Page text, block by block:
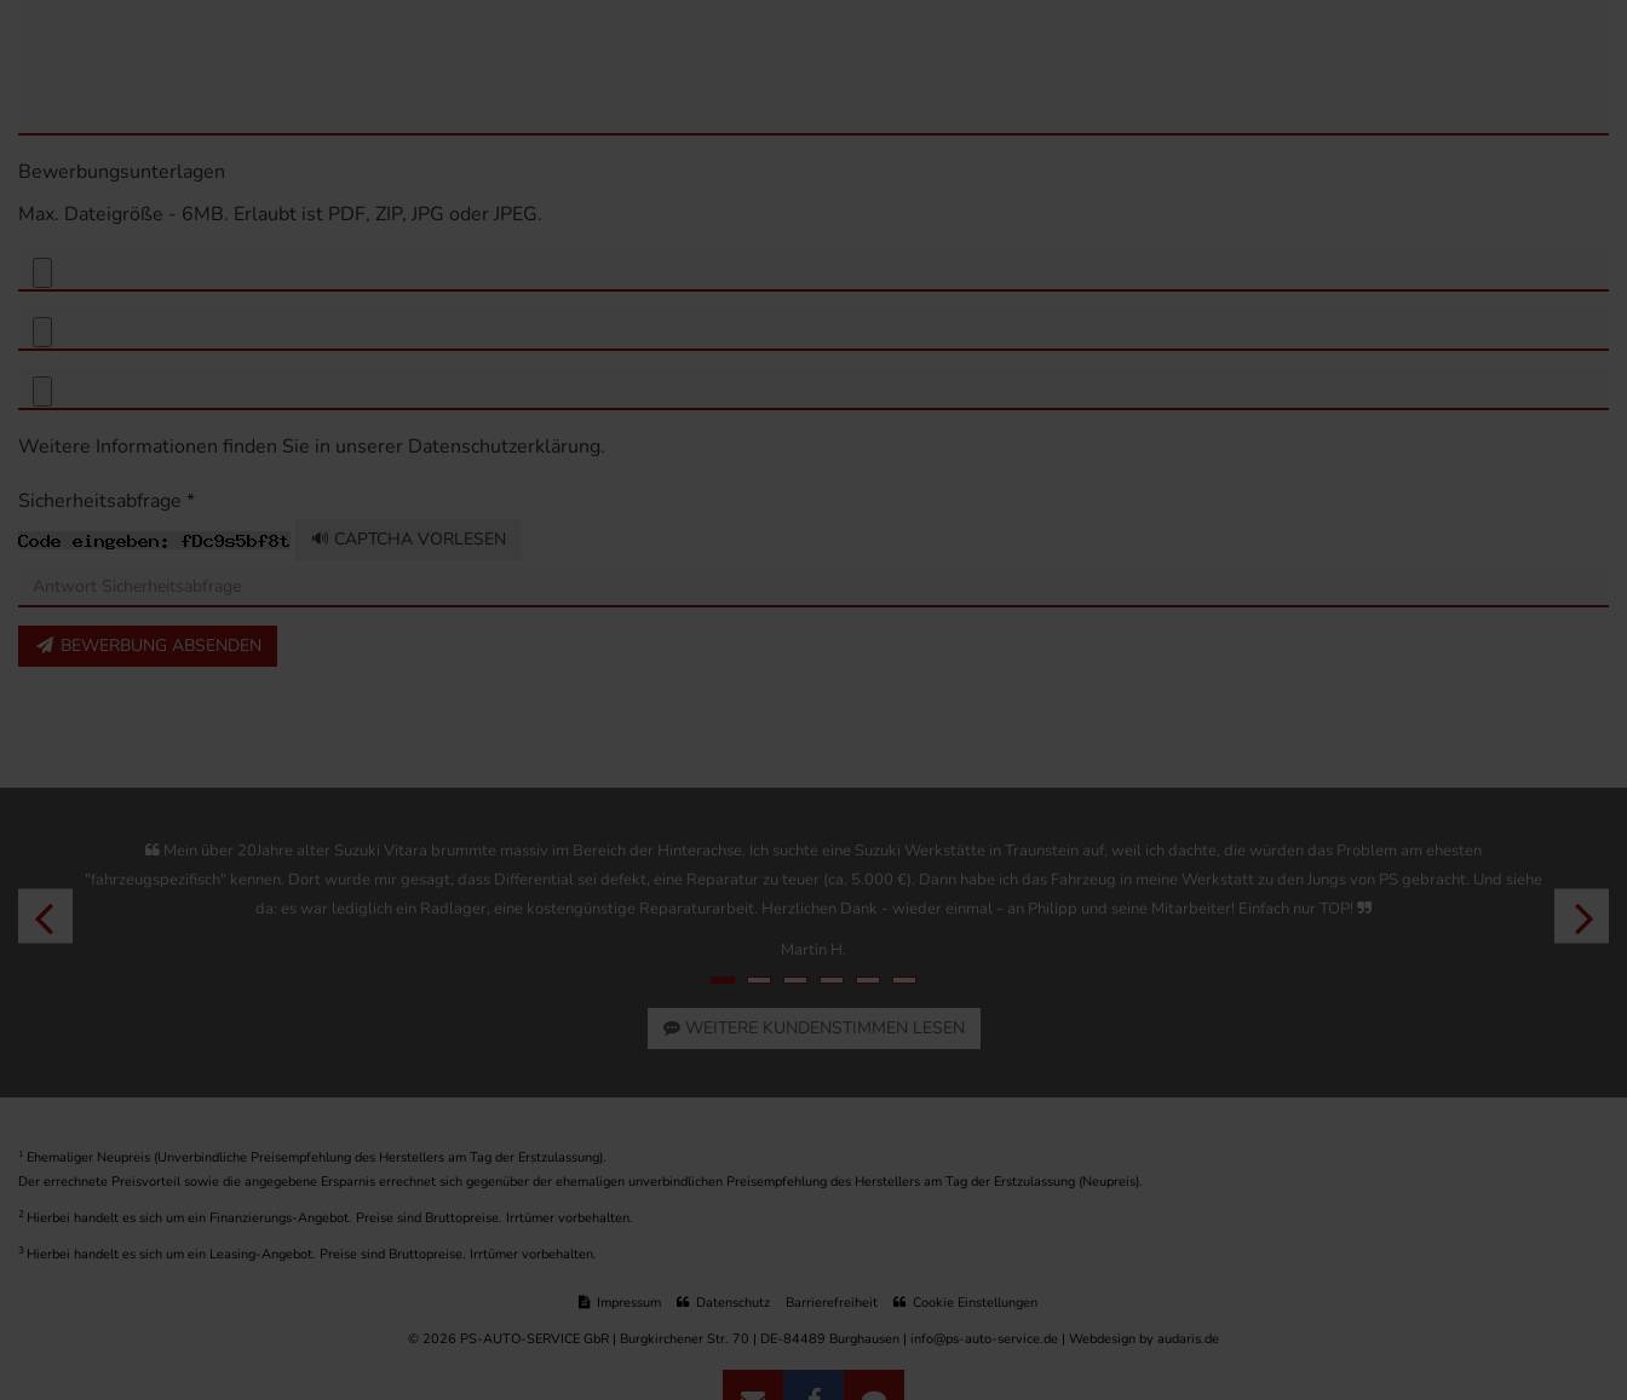
Bewerbungsunterlagen
Max. Dateigröße - 6MB. Erlaubt ist PDF, ZIP, JPG oder JPEG.
Weitere Informationen finden Sie in unserer Datenschutzerklärung.
Sicherheitsabfrage *
🔊 CAPTCHA VORLESEN
BEWERBUNG ABSENDEN
Mein über 20Jahre alter Suzuki Vitara brummte massiv im Bereich der Hinterachse. Ich suchte eine Suzuki Werkstätte in Traunstein auf, weil ich dachte, die würden das Problem am ehesten
"fahrzeugspezifisch" kennen. Dort wurde mir gesagt, dass Differential sei defekt, eine Reparatur zu teuer (ca. 5.000 €). Dann habe ich das Fahrzeug in meine Werkstatt zu den Jungs von PS gebracht. Und siehe
da: es war lediglich ein Radlager, eine kostengünstige Reparaturarbeit. Herzlichen Dank - wieder einmal - an Philipp und seine Mitarbeiter! Einfach nur TOP!
Martin H.
WEITERE KUNDENSTIMMEN LESEN
1 Ehemaliger Neupreis (Unverbindliche Preisempfehlung des Herstellers am Tag der Erstzulassung).
Der errechnete Preisvorteil sowie die angegebene Ersparnis errechnet sich gegenüber der ehemaligen unverbindlichen Preisempfehlung des Herstellers am Tag der Erstzulassung (Neupreis).
2 Hierbei handelt es sich um ein Finanzierungs-Angebot. Preise sind Bruttopreise. Irrtümer vorbehalten.
3 Hierbei handelt es sich um ein Leasing-Angebot. Preise sind Bruttopreise. Irrtümer vorbehalten.
Impressum Datenschutz Barrierefreiheit
Cookie Einstellungen
© 2026 PS-AUTO-SERVICE GbR | Burgkirchener Str. 70 | DE-84489 Burghausen | info@ps-auto-service.de | Webdesign by audaris.de